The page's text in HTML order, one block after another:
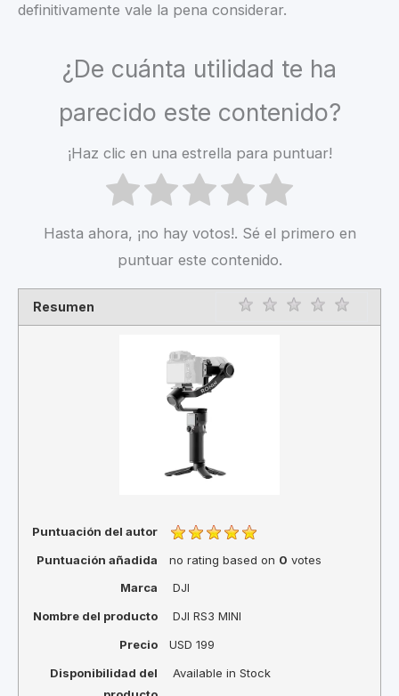
definitivamente vale la pena considerar.
¿De cuánta utilidad te ha
parecido este contenido?
¡Haz clic en una estrella para puntuar!
Hasta ahora, ¡no hay votos!. Sé el primero en
puntuar este contenido.
Resumen Rating
Puntuación del autor
Puntuación añadida
no rating based on 0 votes
Marca
DJI
Nombre del producto
DJI RS3 MINI
Precio
USD 199
Disponibilidad del
Available in Stock